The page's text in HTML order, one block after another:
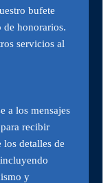
bufete
de honorarios.
servicios al
a los mensajes
recibir
detalles de
y